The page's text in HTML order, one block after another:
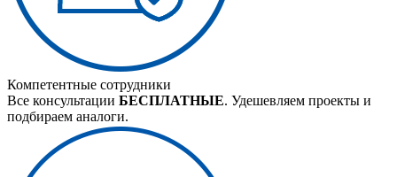
Компетентные сотрудники
Все консультации БЕСПЛАТНЫЕ. Удешевляем проекты и
подбираем аналоги.